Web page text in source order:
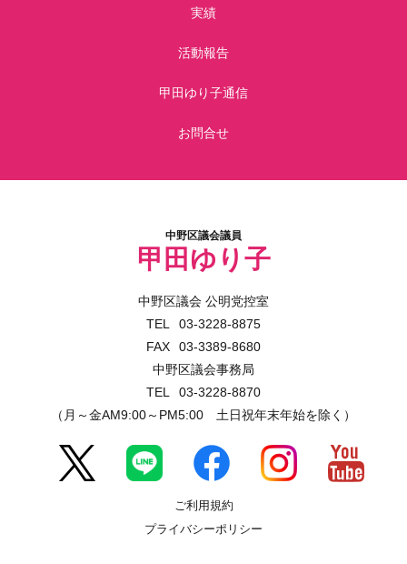
実績
活動報告
甲田ゆり子通信
お問合せ
中野区議会議員
甲田ゆり子
中野区議会 公明党控室
03-3228-8875
03-3389-8680
中野区議会事務局
03-3228-8870
（月～金AM9:00～PM5:00 土日祝年末年始を除く）
ご利用規約
プライバシーポリシー